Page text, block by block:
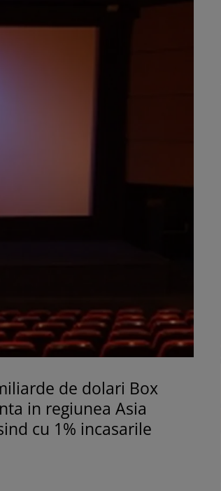
de dolari Box
in regiunea Asia
cu 1% incasarile